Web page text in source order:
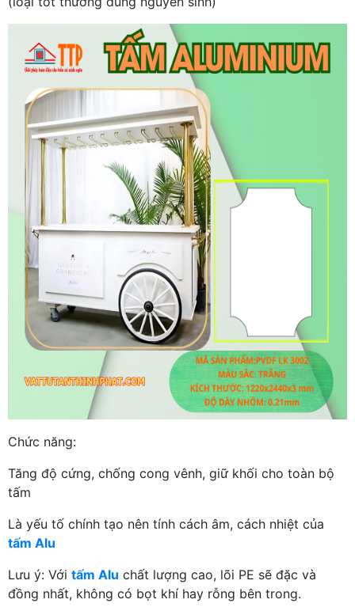
Chức năng:
Tăng độ cứng, chống cong vênh, giữ khối cho toàn bộ
tấm
Là yếu tố chính tạo nên tính cách âm, cách nhiệt của
tấm Alu
Lưu ý: Với tấm Alu chất lượng cao, lõi PE sẽ đặc và
đồng nhất, không có bọt khí hay rỗng bên trong.